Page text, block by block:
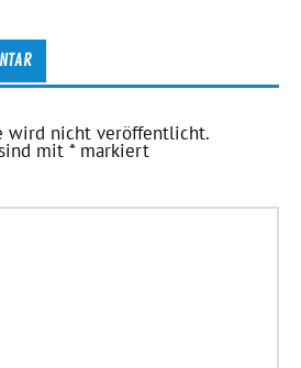
wird nicht veröffentlicht.
mit*markiert